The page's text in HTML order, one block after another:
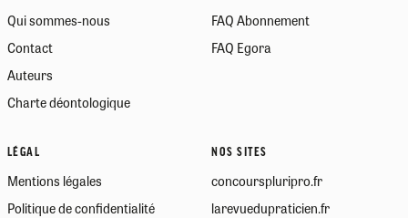
Qui sommes-nous
Contact
Auteurs
Charte déontologique
FAQ Abonnement
FAQ Egora
LÉGAL
Mentions légales
Politique de confidentialité
NOS SITES
concourspluripro.fr
larevuedupraticien.fr